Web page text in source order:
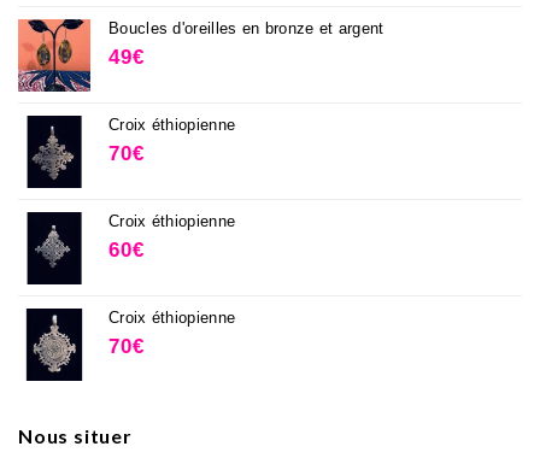
Boucles d'oreilles en bronze et argent
49€
Croix éthiopienne
70€
Croix éthiopienne
60€
Croix éthiopienne
70€
Nous situer